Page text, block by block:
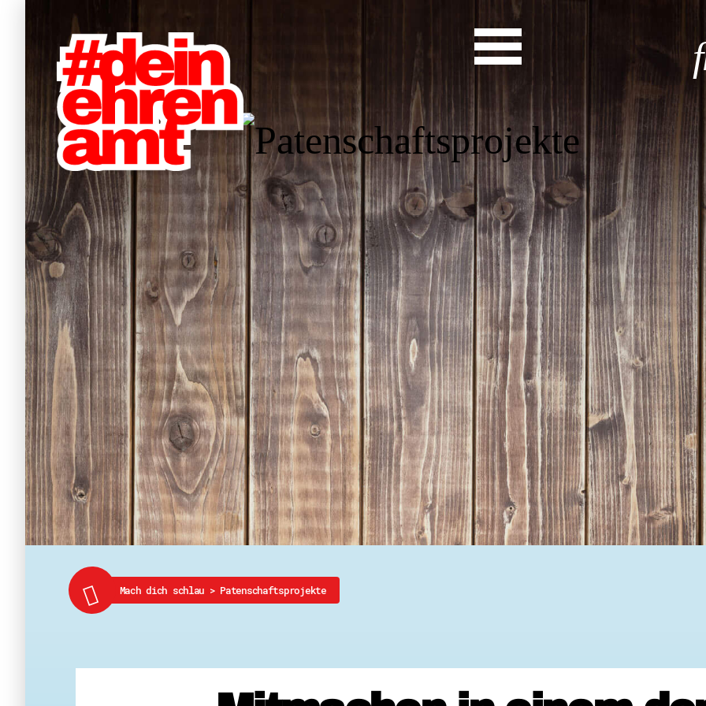
Start
Entdecke dein
News
Veranstaltungen
Rückblicke
Newsletter
Die LandesEhrenamtsagentur
Publikationen
Ansprechpartner
Ehrenamt hat viele
Finde dein
Ehrenamtssuchmaschine
Freiwilliges Soziales
Koordinierungszentren für
Engagierte Stadt
Freiwilligendienste
Freiwilligentage
Hessen hilft Ukraine
Zeig uns dein
Wettbewerb |
Wettbewerb | 80 Jahre
8 Vereine x 80 Jahre x
Crowdfunding - Viele
Ehrentag
Mach dich schlau > Patenschaftsprojekte